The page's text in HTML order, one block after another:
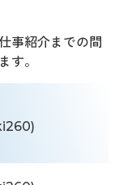
事紹介までの間
す。